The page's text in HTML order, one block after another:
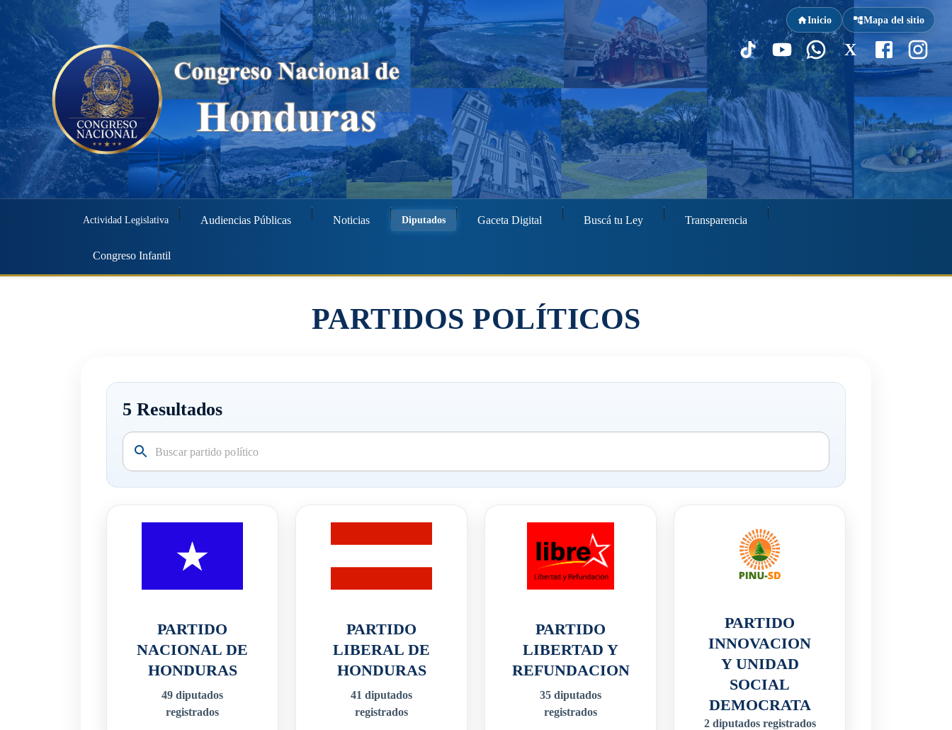
Inicio Mapa del sitio
X
Actividad Legislativa Audiencias Públicas Noticias Diputados Gaceta Digital Buscá tu Ley Transparencia
Congreso Infantil
PARTIDOS POLÍTICOS
5 Resultados
PARTIDO
NACIONAL DE
HONDURAS
49 diputados
registrados
PARTIDO
LIBERAL DE
HONDURAS
41 diputados
registrados
PARTIDO
LIBERTAD Y
REFUNDACION
35 diputados
registrados
PARTIDO
INNOVACION
Y UNIDAD
SOCIAL
DEMOCRATA
2diputados registrados